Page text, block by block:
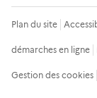
Plan du site
démarches en ligne
Gestion des cookies